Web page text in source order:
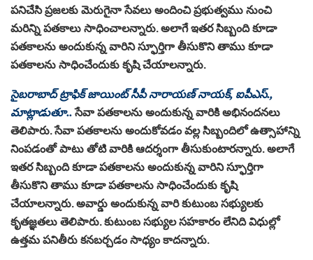
పనిచేసి ప్రజలకు మెరుగైనా సేవలు అందించి ప్రభుత్వము నుంచి
మరిన్ని పతకాలు సాధించాలన్నారు. అలాగే ఇతర సిబ్బంది కూడా
పతకాలను అందుకున్న వారిని స్ఫూర్తిగా తీసుకొని తాము కూడా
పతకాలను సాధించేందుకు కృషి చేయాలన్నారు.
సైబరాబాద్ ట్రాఫిక్ జాయింట్ సీపీ నారాయణ్ నాయక్, ఐపీఎస్.,
మాట్లాడుతూ..సేవా పతకాలను అందుకున్న వారికి అభినందనలు
తెలిపారు. సేవా పతకాలను అందుకోవడం వల్ల సిబ్బందిలో ఉత్సాహాన్ని
నింపడంతో పాటు తోటి వారికి ఆదర్శంగా తీసుకుంటారన్నారు. అలాగే
ఇతర సిబ్బంది కూడా పతకాలను అందుకున్న వారిని స్ఫూర్తిగా
తీసుకొని తాము కూడా పతకాలను సాధించేందుకు కృషి
చేయాలన్నారు. అవార్డు అందుకున్న వారి కుటుంబ సభ్యులకు
కృతజ్ఞతలు తెలిపారు. కుటుంబ సభ్యుల సహకారం లేనిది విధుల్లో
ఉత్తమ పనితీరు కనబర్చడం సాధ్యం కాదన్నారు.